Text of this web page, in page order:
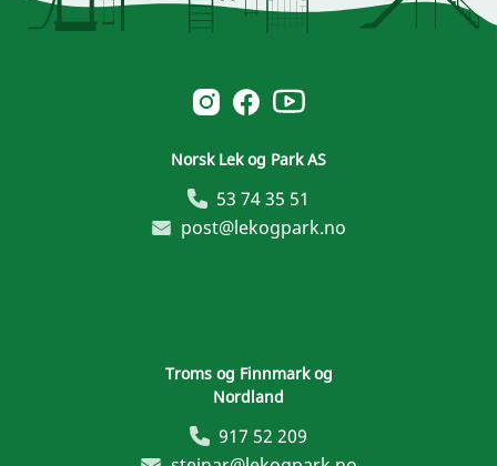
Norsk Leg & Park instagram
Norsk Leg & Park facebook
Norsk Leg & Park youtube
Norsk Lek og Park AS
53 74 35 51
post@lekogpark.no
Troms og Finnmark og
Nordland
917 52 209